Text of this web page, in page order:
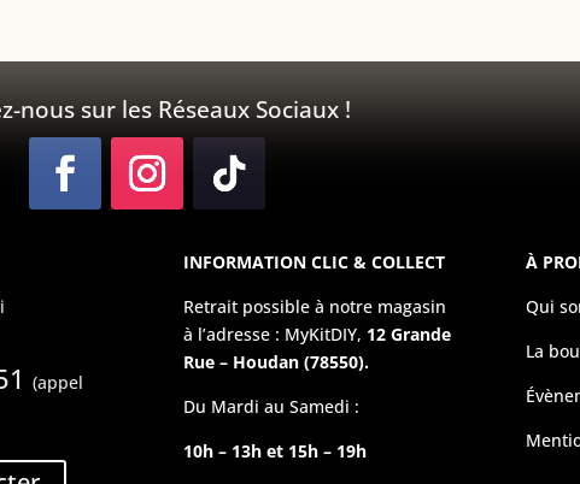
nous sur les Réseaux Sociaux !
(appel
INFORMATION CLIC & COLLECT
Retrait possible à notre magasin
à l’adresse : MyKitDIY, 12 Grande
Rue – Houdan (78550).
Du Mardi au Samedi :
10h – 13h et 15h – 19h
À
Qui
La